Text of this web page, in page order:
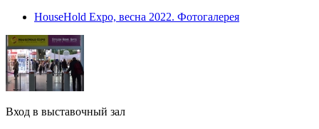
HouseHold Expo, весна 2022. Фотогалерея
Вход в выставочный зал